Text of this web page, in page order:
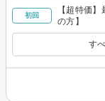
初回
【超特価
の方】
す